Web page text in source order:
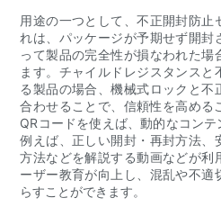
用途の一つとして、不正開封防止
れは、パッケージが予期せず開封
って製品の完全性が損なわれた場
ます。チャイルドレジスタンス
る製品の場合、機械式ロックと不
合わせることで、信頼性を高める
QRコードを使えば、動的なコンテ
例えば、正しい開封・再封方法、
方法などを解説する動画などが利
ーザー教育が向上し、混乱や不適
らすことができます。